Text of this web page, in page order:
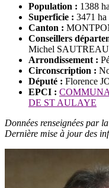
Population : 1388
Superficie : 3471 ha
Canton :
Conseillers
Michel SAUTREAU
Arrondissement :
Circonscription :
Député : Florence
EPCI :
DE ST AULAYE
Données renseignées par
Dernière mise à jour des